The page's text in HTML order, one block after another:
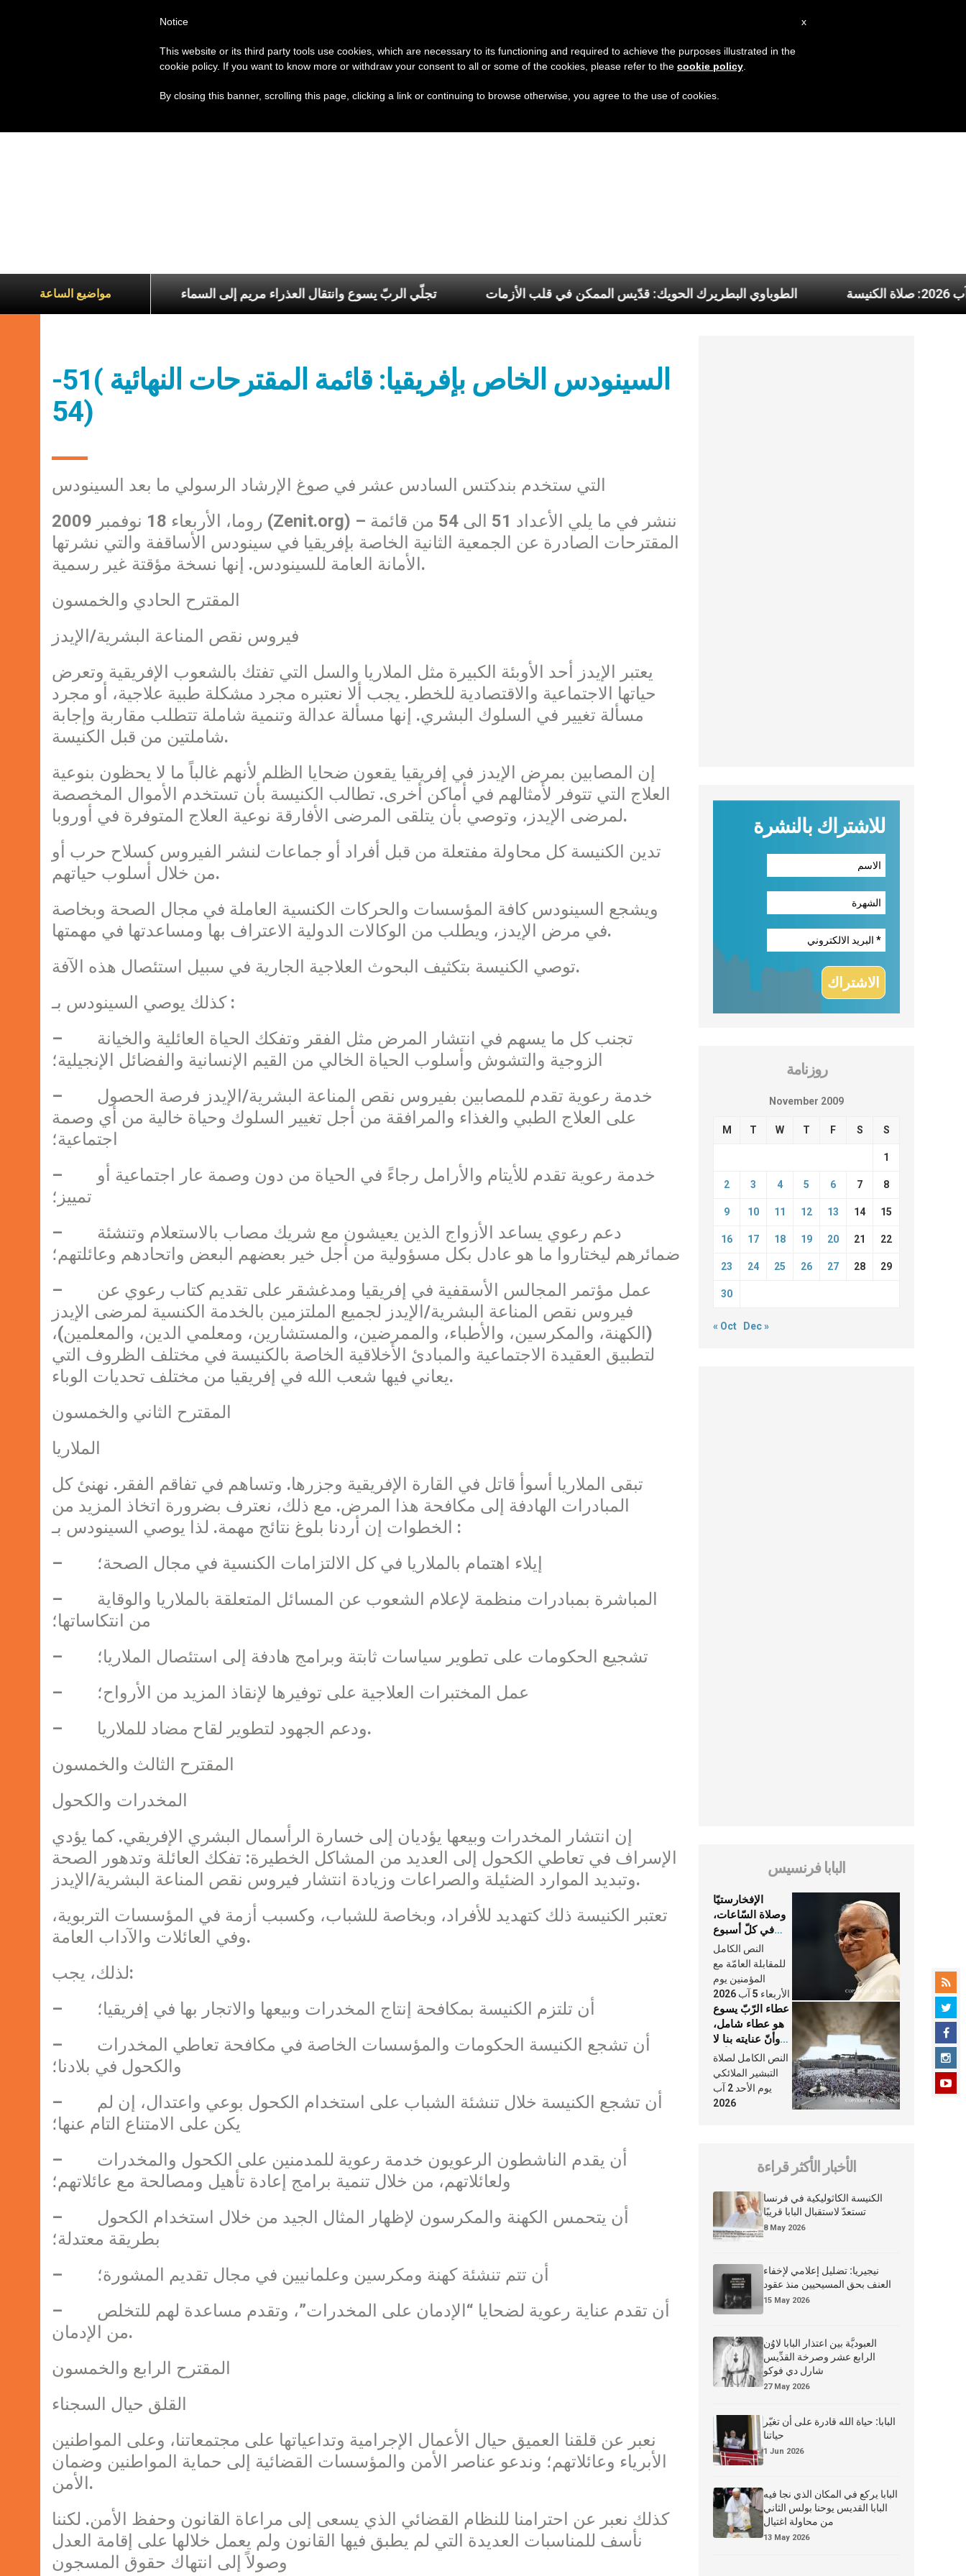
مواضيع الساعةمدرسة مار تجلّي الربّ يسوع وانتقال العذراء مريم إلى السماء الطوباوي البطريرك الحويك: قدّيس الممكن في قلب الأزمات صلاة الكنيسة
السينودس الخاص بإفريقيا: قائمة المقترحات النهائية )51-
54)
التي ستخدم بندكتس السادس عشر في صوغ الإرشاد الرسولي ما بعد السينودس
روما، الأربعاء 18 نوفمبر 2009 (Zenit.org) – ننشر في ما يلي الأعداد 51 الى 54 من قائمة
المقترحات الصادرة عن الجمعية الثانية الخاصة بإفريقيا في سينودس الأساقفة والتي نشرتها
الأمانة العامة للسينودس. إنها نسخة مؤقتة غير رسمية.
المقترح الحادي والخمسون
فيروس نقص المناعة البشرية/الإيدز
يعتبر الإيدز أحد الأوبئة الكبيرة مثل الملاريا والسل التي تفتك بالشعوب الإفريقية وتعرض
حياتها الاجتماعية والاقتصادية للخطر. يجب ألا نعتبره مجرد مشكلة طبية علاجية، أو مجرد
مسألة تغيير في السلوك البشري. إنها مسألة عدالة وتنمية شاملة تتطلب مقاربة وإجابة
شاملتين من قبل الكنيسة.
إن المصابين بمرض الإيدز في إفريقيا يقعون ضحايا الظلم لأنهم غالباً ما لا يحظون بنوعية
العلاج التي تتوفر لأمثالهم في أماكن أخرى. تطالب الكنيسة بأن تستخدم الأموال المخصصة
لمرضى الإيدز، وتوصي بأن يتلقى المرضى الأفارقة نوعية العلاج المتوفرة في أوروبا.
تدين الكنيسة كل محاولة مفتعلة من قبل أفراد أو جماعات لنشر الفيروس كسلاح حرب أو
من خلال أسلوب حياتهم.
ويشجع السينودس كافة المؤسسات والحركات الكنسية العاملة في مجال الصحة وبخاصة
في مرض الإيدز، ويطلب من الوكالات الدولية الاعتراف بها ومساعدتها في مهمتها.
توصي الكنيسة بتكثيف البحوث العلاجية الجارية في سبيل استئصال هذه الآفة.
كذلك يوصي السينودس بـ :
– تجنب كل ما يسهم في انتشار المرض مثل الفقر وتفكك الحياة العائلية والخيانة
الزوجية والتشوش وأسلوب الحياة الخالي من القيم الإنسانية والفضائل الإنجيلية؛
– خدمة رعوية تقدم للمصابين بفيروس نقص المناعة البشرية/الإيدز فرصة الحصول
على العلاج الطبي والغذاء والمرافقة من أجل تغيير السلوك وحياة خالية من أي وصمة
اجتماعية؛
– خدمة رعوية تقدم للأيتام والأرامل رجاءً في الحياة من دون وصمة عار اجتماعية أو
تمييز؛
– دعم رعوي يساعد الأزواج الذين يعيشون مع شريك مصاب بالاستعلام وتنشئة
ضمائرهم ليختاروا ما هو عادل بكل مسؤولية من أجل خير بعضهم البعض واتحادهم وعائلتهم؛
– عمل مؤتمر المجالس الأسقفية في إفريقيا ومدغشقر على تقديم كتاب رعوي عن
فيروس نقص المناعة البشرية/الإيدز لجميع الملتزمين بالخدمة الكنسية لمرضى الإيدز
(الكهنة، والمكرسين، والأطباء، والممرضين، والمستشارين، ومعلمي الدين، والمعلمين)،
لتطبيق العقيدة الاجتماعية والمبادئ الأخلاقية الخاصة بالكنيسة في مختلف الظروف التي
يعاني فيها شعب الله في إفريقيا من مختلف تحديات الوباء.
المقترح الثاني والخمسون
الملاريا
تبقى الملاريا أسوأ قاتل في القارة الإفريقية وجزرها. وتساهم في تفاقم الفقر. نهنئ كل
المبادرات الهادفة إلى مكافحة هذا المرض. مع ذلك، نعترف بضرورة اتخاذ المزيد من
الخطوات إن أردنا بلوغ نتائج مهمة. لذا يوصي السينودس بـ :
– إيلاء اهتمام بالملاريا في كل الالتزامات الكنسية في مجال الصحة؛
– المباشرة بمبادرات منظمة لإعلام الشعوب عن المسائل المتعلقة بالملاريا والوقاية
من انتكاساتها؛
– تشجيع الحكومات على تطوير سياسات ثابتة وبرامج هادفة إلى استئصال الملاريا؛
– عمل المختبرات العلاجية على توفيرها لإنقاذ المزيد من الأرواح؛
– ودعم الجهود لتطوير لقاح مضاد للملاريا.
المقترح الثالث والخمسون
المخدرات والكحول
إن انتشار المخدرات وبيعها يؤديان إلى خسارة الرأسمال البشري الإفريقي. كما يؤدي
الإسراف في تعاطي الكحول إلى العديد من المشاكل الخطيرة: تفكك العائلة وتدهور الصحة
وتبديد الموارد الضئيلة والصراعات وزيادة انتشار فيروس نقص المناعة البشرية/الإيدز.
تعتبر الكنيسة ذلك كتهديد للأفراد، وبخاصة للشباب، وكسبب أزمة في المؤسسات التربوية،
وفي العائلات والآداب العامة.
لذلك، يجب:
– أن تلتزم الكنيسة بمكافحة إنتاج المخدرات وبيعها والاتجار بها في إفريقيا؛
– أن تشجع الكنيسة الحكومات والمؤسسات الخاصة في مكافحة تعاطي المخدرات
والكحول في بلادنا؛
– أن تشجع الكنيسة خلال تنشئة الشباب على استخدام الكحول بوعي واعتدال، إن لم
يكن على الامتناع التام عنها؛
– أن يقدم الناشطون الرعويون خدمة رعوية للمدمنين على الكحول والمخدرات
ولعائلاتهم، من خلال تنمية برامج إعادة تأهيل ومصالحة مع عائلاتهم؛
– أن يتحمس الكهنة والمكرسون لإظهار المثال الجيد من خلال استخدام الكحول
بطريقة معتدلة؛
– أن تتم تنشئة كهنة ومكرسين وعلمانيين في مجال تقديم المشورة؛
– أن تقدم عناية رعوية لضحايا “الإدمان على المخدرات”، وتقدم مساعدة لهم للتخلص
من الإدمان.
المقترح الرابع والخمسون
القلق حيال السجناء
نعبر عن قلقنا العميق حيال الأعمال الإجرامية وتداعياتها على مجتمعاتنا، وعلى المواطنين
الأبرياء وعائلاتهم؛ وندعو عناصر الأمن والمؤسسات القضائية إلى حماية المواطنين وضمان
الأمن.
كذلك نعبر عن احترامنا للنظام القضائي الذي يسعى إلى مراعاة القانون وحفظ الأمن. لكننا
نأسف للمناسبات العديدة التي لم يطبق فيها القانون ولم يعمل خلالها على إقامة العدل
وصولاً إلى انتهاك حقوق المسجون
للاشتراك بالنشرة
روزنامة
November 2009
M T W T F S S
1
2 3 4 5 6 7 8
9 10 11 12 13 14 15
16 17 18 19 20 21 22
23 24 25 26 27 28 29
30
« Oct Dec »
البابا فرنسيس
الإفخارستيّا
وصلاة السّاعات،
في كلّ أسبوع
وكلّ يوم، هما
النَّفَس في حياة
الكنيسة
النص الكامل
للمقابلة العامّة مع
المؤمنين يوم
الأربعاء 5 آب 2026
عطاء الرّبّ يسوع
هو عطاء شامل،
وأنّ عنايته بنا لا
تغيب عنّا أبدًا
النص الكامل لصلاة
التبشير الملائكي
يوم الأحد 2 آب
2026
الأخبار الأكثر قراءة
الكنيسة الكاثوليكية في فرنسا
تستعدّ لاستقبال البابا قريبًا
8 May 2026
نيجيريا: تضليل إعلامي لإخفاء
العنف بحق المسيحيين منذ عقود
15 May 2026
العبوديَّة بين اعتذار البابا لاوُن
الرابع عشر وصرخة القدِّيس
شارل دي فوكو
27 May 2026
البابا: حياة الله قادرة على أن تغيّر
حياتنا
1 Jun 2026
البابا يركع في المكان الذي نجا فيه
البابا القديس يوحنا بولس الثاني
من محاولة اغتيال
13 May 2026
x
Notice
This website or its third party tools use cookies, which are necessary to its functioning and required to achieve the purposes illustrated in the
cookie policy. If you want to know more or withdraw your consent to all or some of the cookies, please refer to the cookie policy
By closing this banner, scrolling this page, clicking a link or continuing to browse otherwise, you agree to the use of cookies.